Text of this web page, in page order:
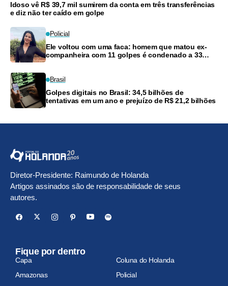
Idoso vê R$ 39,7 mil sumirem da conta em três transferências
e diz não ter caído em golpe
Policial
Ele voltou com uma faca: homem que matou ex-
companheira com 11 golpes é condenado a 33
Brasil
Golpes digitais no Brasil: 34,5 bilhões de
tentativas em um ano e prejuízo de R$ 21,2 bilhões
Diretor-Presidente: Raimundo de Holanda
Artigos assinados são de responsabilidade de seus
autores.
Fique por dentro
Capa
Coluna do Holanda
Amazonas
Policial